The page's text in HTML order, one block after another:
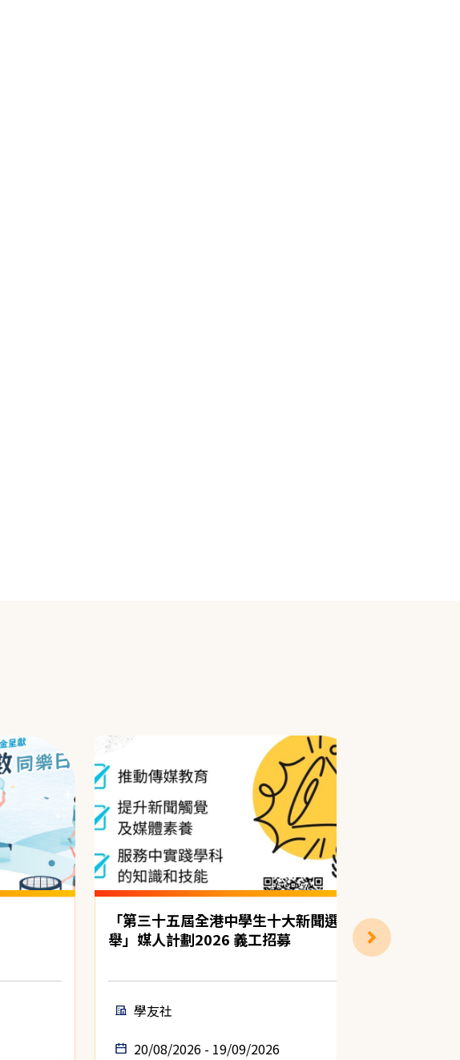
「第三十五屆全港中學生十大新聞選
舉」媒人計劃2026 義工招募
學友社
20/08/2026 - 19/09/2026